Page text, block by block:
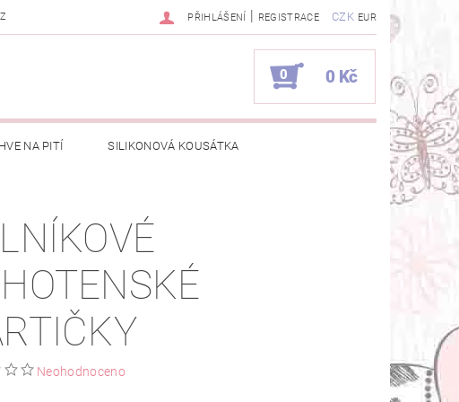
CZK EUR
PŘIHLÁŠENÍ | REGISTRACE
0 0 Kč
NA PITÍ SILIKONOVÁ KOUSÁTKA
SPOLUPRÁCE
Neohodnoceno